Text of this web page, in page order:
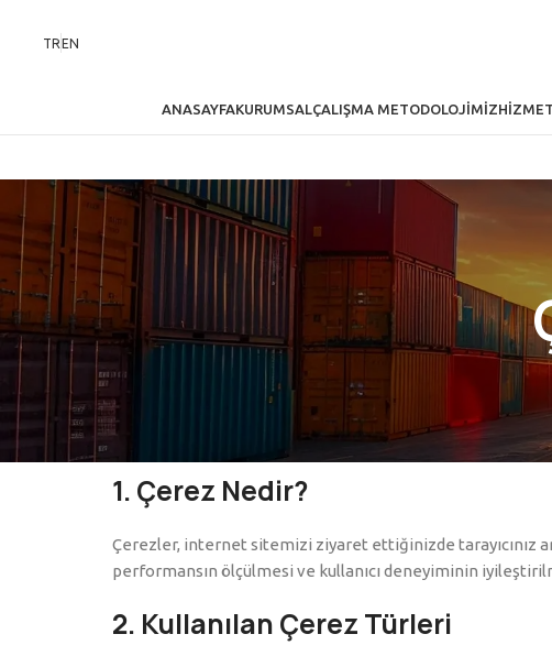
TREN
ANASAYFAKURUMSALÇALIŞMA METODOLOJIMIZ
1. Çerez Nedir?
Çerezler, internet sitemizi ziyaret ettiğinizde tarayıcınız
performansın ölçülmesi ve kullanıcı deneyiminin
2. Kullanılan Çerez Türleri